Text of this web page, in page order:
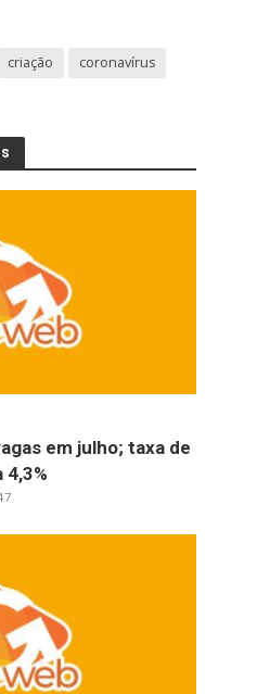
criação
coronavírus
em julho; taxa de